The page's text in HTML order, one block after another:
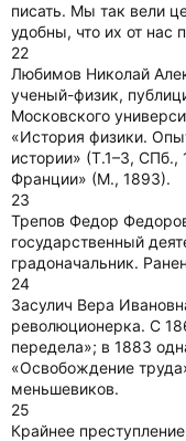
писать. Мы так вели
удобны, что их от нас
22
Любимов Николай
ученый-физик,
Московского
«История физики.
истории» (Т.1–3,
Франции» (М., 1893).
23
Трепов Федор
государственный
градоначальник.
24
Засулич Вера
революционерка. С
передела»; в 1883
«Освобождение
меньшевиков.
25
Крайнее